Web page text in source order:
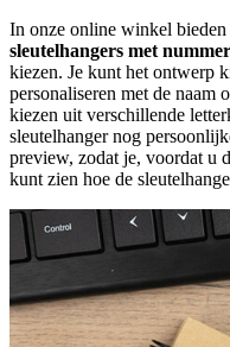
In onze online winkel bieden
sleutelhangers met
kiezen. Je kunt het ontwerp
personaliseren met de naam
kiezen uit verschillende
sleutelhanger nog
preview, zodat je, voordat u
kunt zien hoe de